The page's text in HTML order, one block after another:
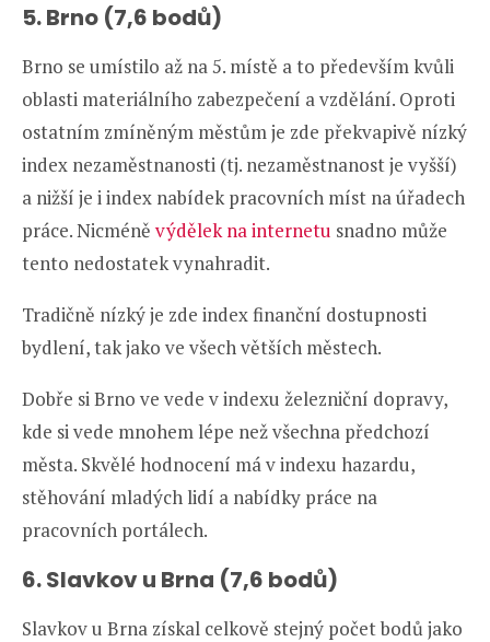
5. Brno (7,6 bodů)
Brno se umístilo až na 5. místě a to především kvůli
oblasti materiálního zabezpečení a vzdělání. Oproti
ostatním zmíněným městům je zde překvapivě nízký
index nezaměstnanosti (tj. nezaměstnanost je vyšší)
a nižší je i index nabídek pracovních míst na úřadech
práce. Nicméně výdělek na internetu snadno může
tento nedostatek vynahradit.
Tradičně nízký je zde index finanční dostupnosti
bydlení, tak jako ve všech větších městech.
Dobře si Brno ve vede v indexu železniční dopravy,
kde si vede mnohem lépe než všechna předchozí
města. Skvělé hodnocení má v indexu hazardu,
stěhování mladých lidí a nabídky práce na
pracovních portálech.
6. Slavkov u Brna (7,6 bodů)
Slavkov u Brna získal celkově stejný počet bodů jako